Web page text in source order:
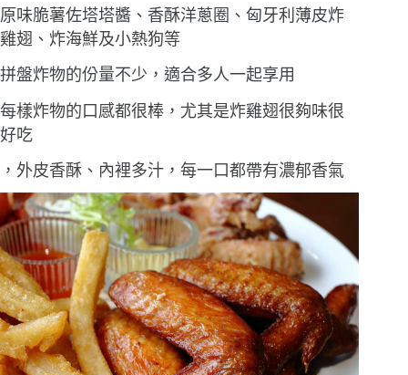
原味脆薯佐塔塔醬、香酥洋蔥圈、匈牙利薄皮炸
雞翅、炸海鮮及小熱狗等
拼盤炸物的份量不少，適合多人一起享用
每樣炸物的口感都很棒，尤其是炸雞翅很夠味很
好吃
，外皮香酥、內裡多汁，每一口都帶有濃郁香氣